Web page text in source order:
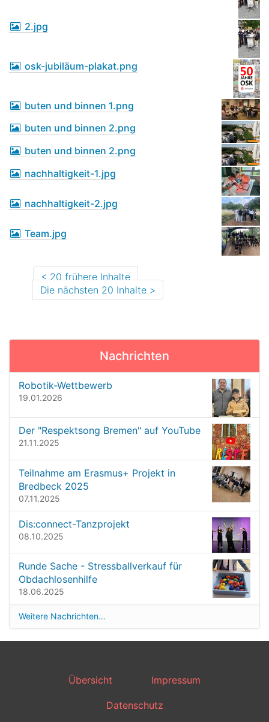
2.jpg
osk-jubiläum-plakat.png
buten und binnen 1.png
buten und binnen 2.png
buten und binnen 2.png
nachhaltigkeit-1.jpg
nachhaltigkeit-2.jpg
Team.jpg
20 frühere Inhalte
Die nächsten 20 Inhalte
Nachrichten
Robotik-Wettbewerb
19.01.2026
Der "Respektsong Bremen" auf YouTube
21.11.2025
Teilnahme am Erasmus+ Projekt in
Bredbeck 2025
07.11.2025
Dis:connect-Tanzprojekt
08.10.2025
Runde Sache - Stressballverkauf für
Obdachlosenhilfe
18.06.2025
Weitere Nachrichten…
Übersicht Impressum
Datenschutz